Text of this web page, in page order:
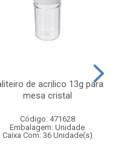
de acrilico 13g para
mesa cristal
Código: 471628
Embalagem: Unidade
Caixa Com: 36 Unidade(s)